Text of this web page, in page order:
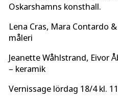
Oskarshamns konsthall.
Lena Cras, Mara Contardo
måleri
Jeanette Wåhlstrand, Eivor
– keramik
Vernissage lördag 18/4 kl.